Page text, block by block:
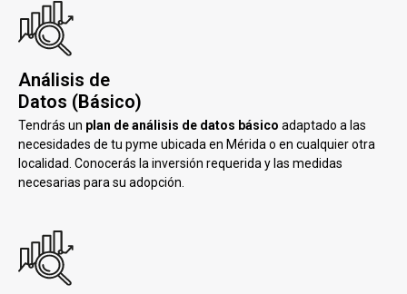
Análisis de
Datos (Básico)
Tendrás un plan de análisis de datos básico adaptado a las
necesidades de tu pyme ubicada en Mérida o en cualquier otra
localidad. Conocerás la inversión requerida y las medidas
necesarias para su adopción.